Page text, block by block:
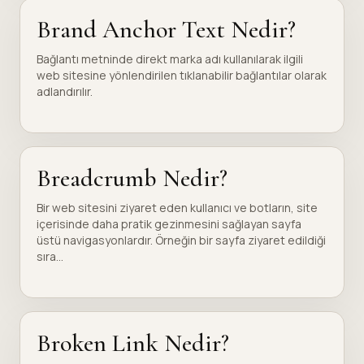
Brand Anchor Text Nedir?
Bağlantı metninde direkt marka adı kullanılarak ilgili
web sitesine yönlendirilen tıklanabilir bağlantılar olarak
adlandırılır.
Breadcrumb Nedir?
Bir web sitesini ziyaret eden kullanıcı ve botların, site
içerisinde daha pratik gezinmesini sağlayan sayfa
üstü navigasyonlardır. Örneğin bir sayfa ziyaret edildiği
sıra...
Broken Link Nedir?